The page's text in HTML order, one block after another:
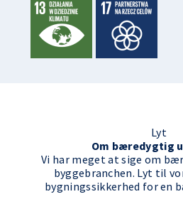
Lyt
Om bæredygtig
Vi har meget at sige om
byggebranchen. Lyt til
bygningssikkerhed for en